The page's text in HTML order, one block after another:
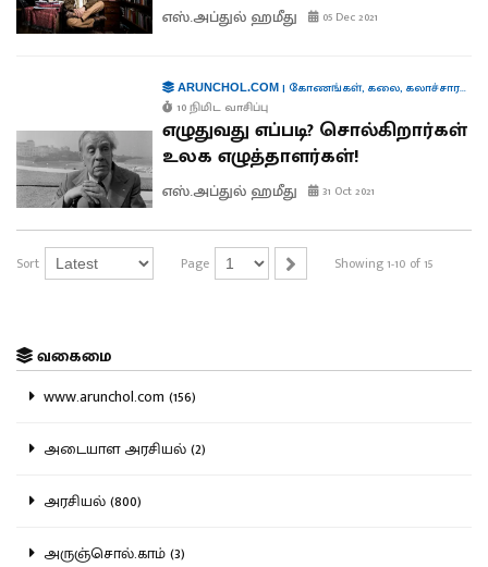
எஸ்.அப்துல் ஹமீது 05 Dec 2021
ARUNCHOL.COM| கோணங்கள், கலை, கலாச்சாரம்
10 நிமிட வாசிப்பு
எழுதுவது எப்படி? சொல்கிறார்கள்
உலக எழுத்தாளர்கள்!
எஸ்.அப்துல் ஹமீது 31 Oct 2021
Sort Page Showing 1-10 of 15
வகைமை
www.arunchol.com (156)
அடையாள அரசியல் (2)
அரசியல் (800)
அருஞ்சொல்.காம் (3)